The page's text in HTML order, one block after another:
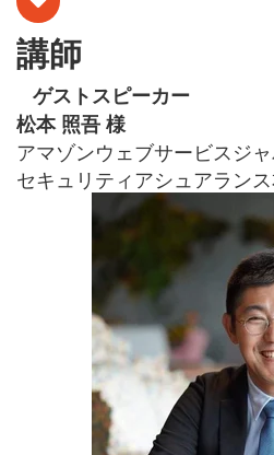
講師
ゲストスピーカー
松本 照吾 様
アマゾンウェブサービスジ
セキュリティアシュアラン